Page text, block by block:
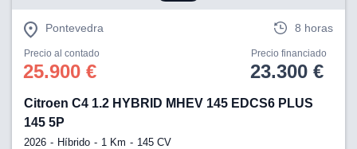
Pontevedra 8 horas
Precio al contado
25.900 €
Precio financiado
23.300 €
Citroen C4 1.2 HYBRID MHEV 145 EDCS6 PLUS
145 5P
2026 Híbrido 1 Km 145 CV